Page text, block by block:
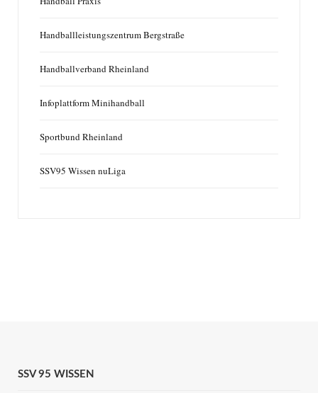
Handballleistungszentrum Bergstraße
Handballverband Rheinland
Infoplattform Minihandball
Sportbund Rheinland
SSV95 Wissen nuLiga
SSV 95 WISSEN